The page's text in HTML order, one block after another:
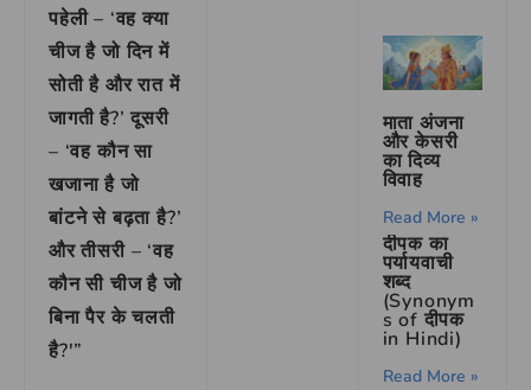
पहेली – ‘वह क्या
चीज है जो दिन में
सोती है और रात में
जागती है?’ दूसरी
– ‘वह कौन सा
खजाना है जो
बांटने से बढ़ता है?’
और तीसरी – ‘वह
कौन सी चीज है जो
बिना पैर के चलती
है?'”
माता अंजना
और केसरी
का दिव्य
विवाह
Read More »
दीपक का
पर्यायवाची
शब्द
(Synonym
s of दीपक
in Hindi)
Read More »